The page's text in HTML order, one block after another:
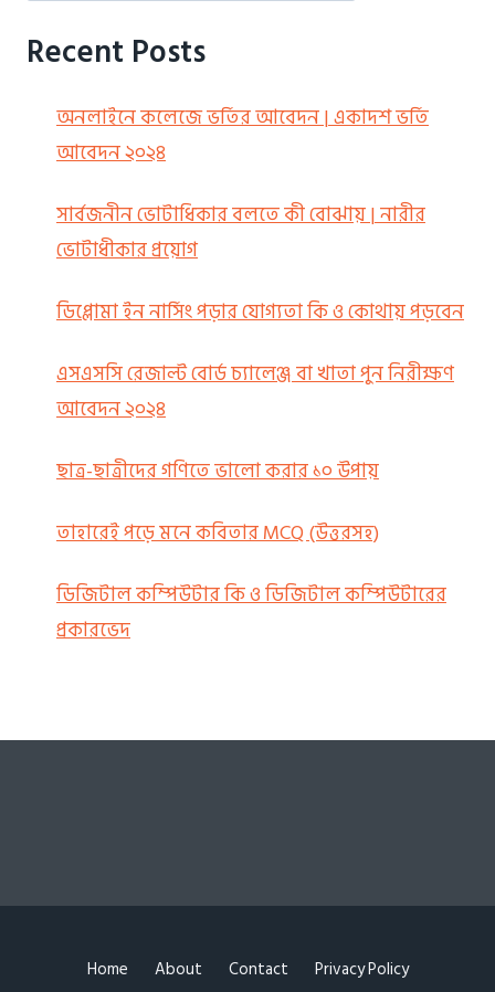
Recent Posts
অনলাইনে কলেজে ভর্তির আবেদন | একাদশ ভর্তি
আবেদন ২০২৪
সার্বজনীন ভোটাধিকার বলতে কী বোঝায় | নারীর
ভোটাধীকার প্রয়োগ
ডিপ্লোমা ইন নার্সিং পড়ার যোগ্যতা কি ও কোথায় পড়বেন
এসএসসি রেজাল্ট বোর্ড চ্যালেঞ্জ বা খাতা পুন নিরীক্ষণ
আবেদন ২০২৪
ছাত্র-ছাত্রীদের গণিতে ভালো করার ১০ উপায়
তাহারেই পড়ে মনে কবিতার MCQ (উত্তরসহ)
ডিজিটাল কম্পিউটার কি ও ডিজিটাল কম্পিউটারের
প্রকারভেদ
Home About Contact Privacy Policy